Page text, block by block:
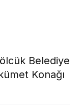
Belediye
Konağı